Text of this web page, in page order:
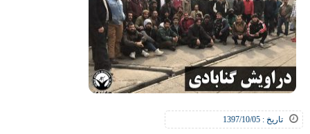
تاریخ : 1397/10/05